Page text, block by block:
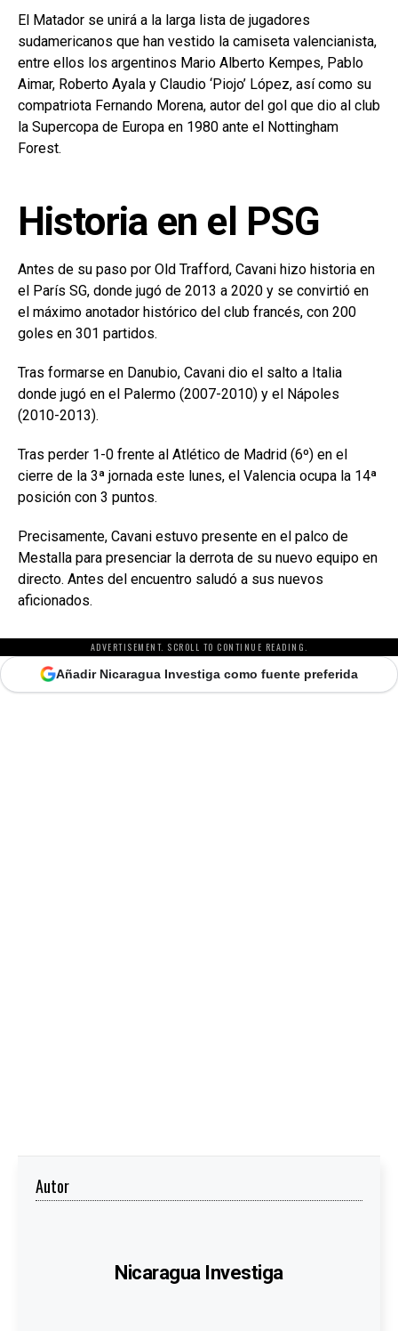
El Matador se unirá a la larga lista de jugadores
sudamericanos que han vestido la camiseta valencianista,
entre ellos los argentinos Mario Alberto Kempes, Pablo
Aimar, Roberto Ayala y Claudio ‘Piojo’ López, así como su
compatriota Fernando Morena, autor del gol que dio al club
la Supercopa de Europa en 1980 ante el Nottingham
Forest.
Historia en el PSG
Antes de su paso por Old Trafford, Cavani hizo historia en
el París SG, donde jugó de 2013 a 2020 y se convirtió en
el máximo anotador histórico del club francés, con 200
goles en 301 partidos.
Tras formarse en Danubio, Cavani dio el salto a Italia
donde jugó en el Palermo (2007-2010) y el Nápoles
(2010-2013).
Tras perder 1-0 frente al Atlético de Madrid (6º) en el
cierre de la 3ª jornada este lunes, el Valencia ocupa la 14ª
posición con 3 puntos.
Precisamente, Cavani estuvo presente en el palco de
Mestalla para presenciar la derrota de su nuevo equipo en
directo. Antes del encuentro saludó a sus nuevos
aficionados.
ADVERTISEMENT. SCROLL TO CONTINUE READING.
Añadir Nicaragua Investiga como fuente preferida
Autor
Nicaragua Investiga